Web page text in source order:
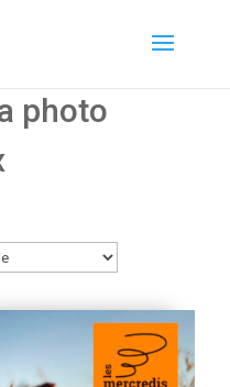
photo